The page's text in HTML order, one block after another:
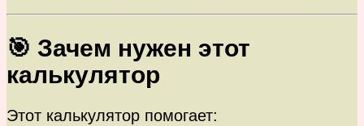
🎯 Зачем нужен этот
калькулятор
Этот калькулятор помогает: